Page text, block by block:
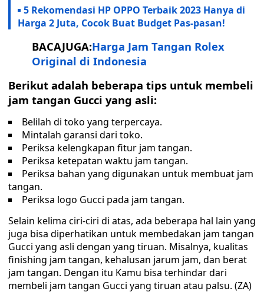
5 Rekomendasi HP OPPO Terbaik 2023 Hanya di
Harga 2 Juta, Cocok Buat Budget Pas-pasan!
BACAJUGA:Harga Jam Tangan Rolex
Original di Indonesia
Berikut adalah beberapa tips untuk membeli
jam tangan Gucci yang asli:
Belilah di toko yang terpercaya.
Mintalah garansi dari toko.
Periksa kelengkapan fitur jam tangan.
Periksa ketepatan waktu jam tangan.
Periksa bahan yang digunakan untuk membuat jam
tangan.
Periksa logo Gucci pada jam tangan.
Selain kelima ciri-ciri di atas, ada beberapa hal lain yang
juga bisa diperhatikan untuk membedakan jam tangan
Gucci yang asli dengan yang tiruan. Misalnya, kualitas
finishing jam tangan, kehalusan jarum jam, dan berat
jam tangan. Dengan itu Kamu bisa terhindar dari
membeli jam tangan Gucci yang tiruan atau palsu. (ZA)